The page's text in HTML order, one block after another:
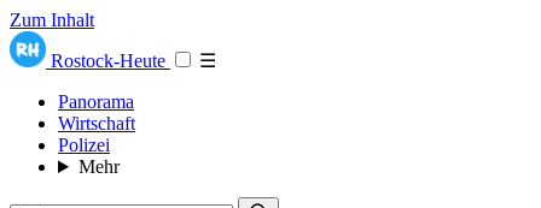
Zum Inhalt
Rostock-Heute
☰
Panorama
Wirtschaft
Polizei
Mehr